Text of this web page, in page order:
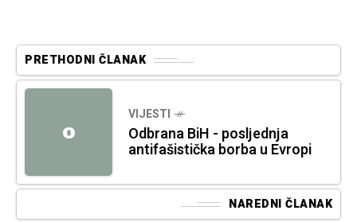
PRETHODNI ČLANAK
O
VIJESTI
Odbrana BiH - posljednja
antifašistička borba u Evropi
NAREDNI ČLANAK